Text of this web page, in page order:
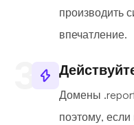
производить
впечатление.
Домены
поэтому,